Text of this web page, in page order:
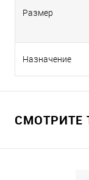
Размер
Назначение
СМОТРИТЕ